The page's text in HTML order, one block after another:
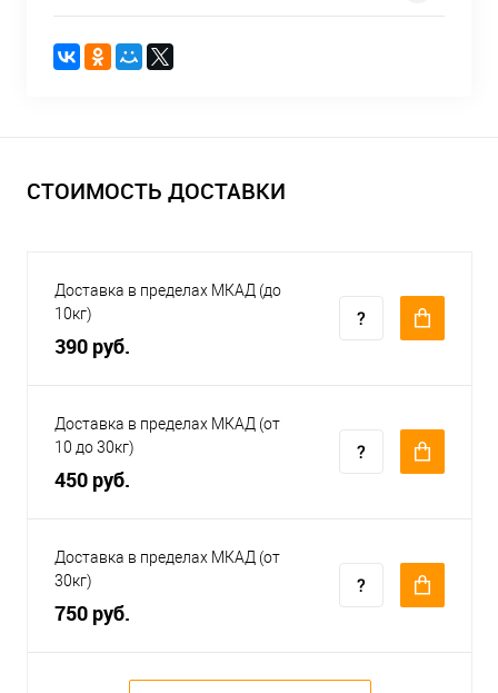
СТОИМОСТЬ ДОСТАВКИ
Доставка в пределах МКАД (до
10кг)
390 руб.
Доставка в пределах МКАД (от
10 до 30кг)
450 руб.
Доставка в пределах МКАД (от
30кг)
750 руб.